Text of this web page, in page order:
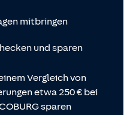
mitbringen
und sparen
Vergleich von
etwa 250 € bei
sparen